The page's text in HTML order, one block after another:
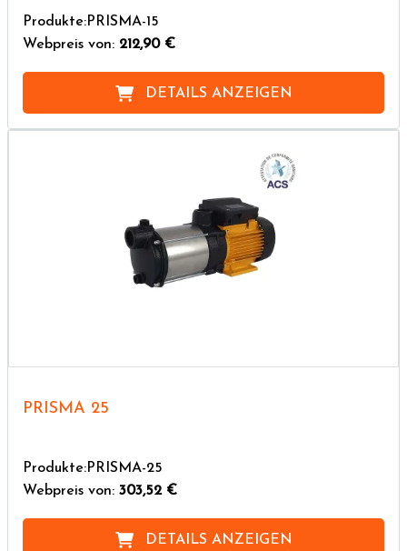
Produkte:PRISMA-15
Webpreis von: 212,90 €
DETAILS ANZEIGEN
PRISMA 25
Produkte:PRISMA-25
Webpreis von: 303,52 €
DETAILS ANZEIGEN